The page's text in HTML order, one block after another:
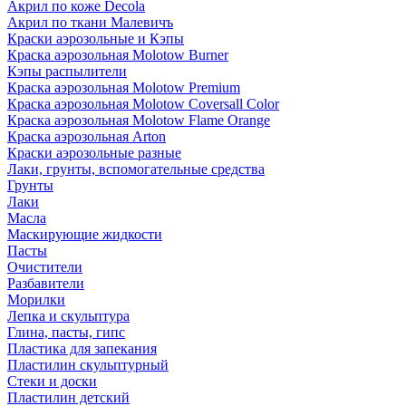
Акрил по коже Decola
Акрил по ткани Малевичъ
Краски аэрозольные и Кэпы
Краска аэрозольная Molotow Burner
Кэпы распылители
Краска аэрозольная Molotow Premium
Краска аэрозольная Molotow Coversall Color
Краска аэрозольная Molotow Flame Orange
Краска аэрозольная Arton
Краски аэрозольные разные
Лаки, грунты, вспомогательные средства
Грунты
Лаки
Масла
Маскирующие жидкости
Пасты
Очистители
Разбавители
Морилки
Лепка и скульптура
Глина, пасты, гипс
Пластика для запекания
Пластилин скульптурный
Стеки и доски
Пластилин детский